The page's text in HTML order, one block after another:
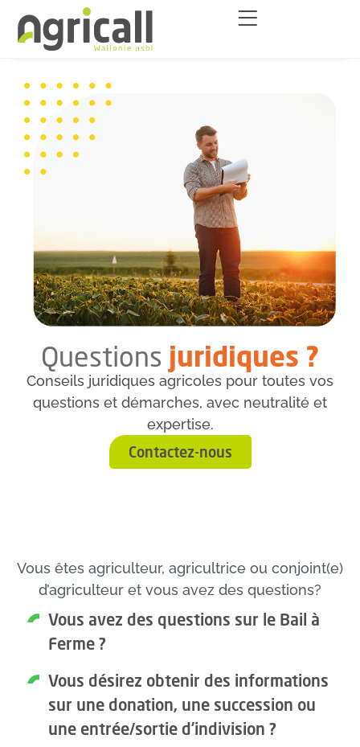
Questions juridiques ?
Conseils juridiques agricoles pour toutes vos
questions et démarches, avec neutralité et
expertise.
Contactez-nous
Vous êtes agriculteur, agricultrice ou conjoint(e)
d’agriculteur et vous avez des questions?
Vous avez des questions sur le Bail à
Ferme ?
Vous désirez obtenir des informations
sur une donation, une succession ou
une entrée/sortie d’indivision ?